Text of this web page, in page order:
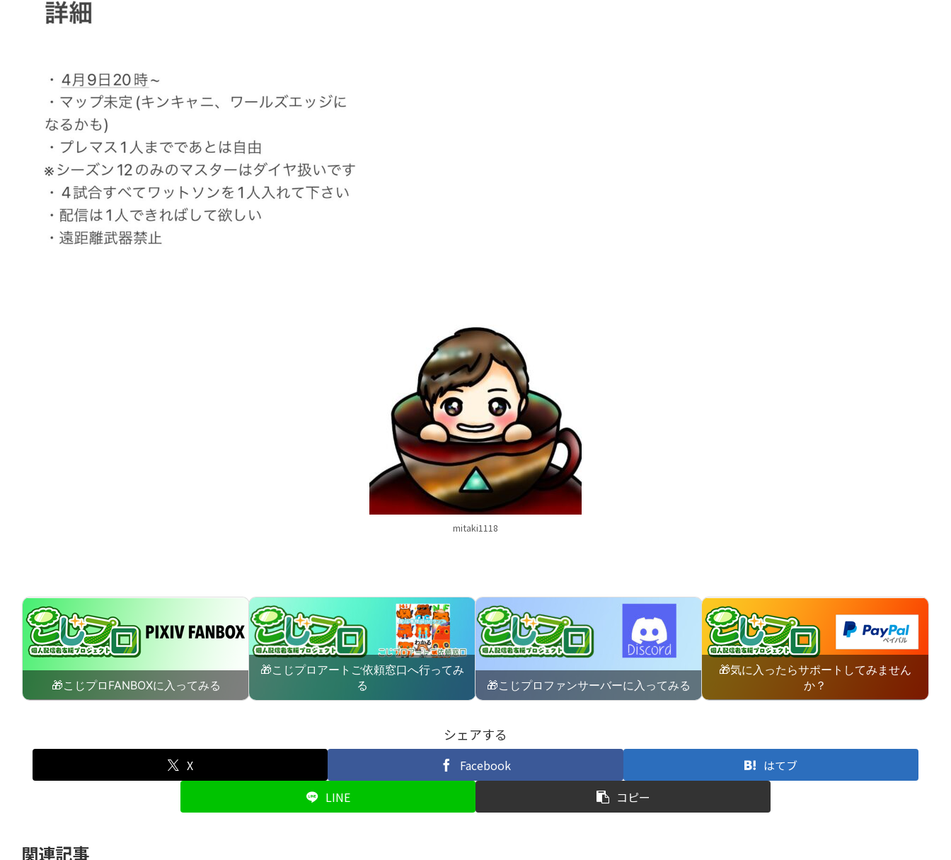
mitaki1118
🎁こじプロFANBOXに入ってみる
🎁こじプロアートご依頼窓口へ行ってみ
る
🎁こじプロファンサーバーに入ってみる
🎁気に入ったらサポートしてみません
か？
シェアする
X Facebook
はてブ
LINE
コピー
関連記事